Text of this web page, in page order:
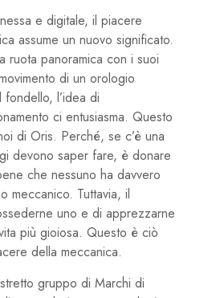
e digitale, il piacere
assume un nuovo significato.
ruota panoramica con i suoi
di un orologio
l’idea di
ci entusiasma. Questo
di Oris. Perché, se c’è una
devono saper fare, è donare
che nessuno ha davvero
meccanico. Tuttavia, il
uno e di apprezzarne
più gioiosa. Questo è ciò
della meccanica.
gruppo di Marchi di